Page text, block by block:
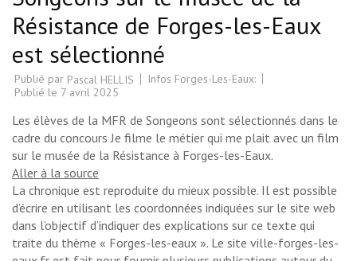
Résistance de Forges-les-Eaux
est sélectionné
Publié par Pascal HELLIS
Infos Forges-Les-Eaux:
Publié le 7 avril 2025
Les élèves de la MFR de Songeons sont sélectionnés dans le
cadre du concours Je filme le métier qui me plait avec un film
sur le musée de la Résistance à Forges-les-Eaux.
Aller à la source
La chronique est reproduite du mieux possible. Il est possible
d’écrire en utilisant les coordonnées indiquées sur le site web
dans l’objectif d’indiquer des explications sur ce texte qui
traite du thème « Forges-les-eaux ». Le site ville-forges-les-